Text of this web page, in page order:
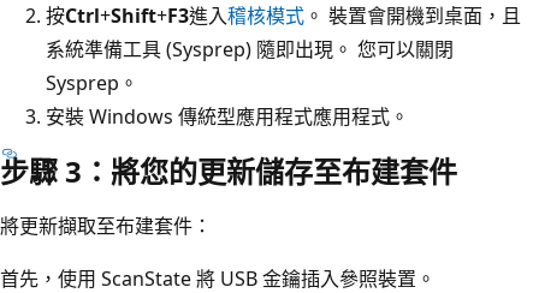
按Ctrl+Shift+F3進入稽核模式 。 裝置會開機到桌面，且
系統準備工具 (Sysprep) 隨即出現。 您可以關閉
Sysprep。
安裝 Windows 傳統型應用程式應用程式。
步驟 3：將您的更新儲存至布建套件
將更新擷取至布建套件：
首先，使用 ScanState 將 USB 金鑰插入參照裝置。